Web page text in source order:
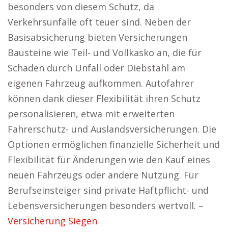
besonders von diesem Schutz, da
Verkehrsunfälle oft teuer sind. Neben der
Basisabsicherung bieten Versicherungen
Bausteine wie Teil- und Vollkasko an, die für
Schäden durch Unfall oder Diebstahl am
eigenen Fahrzeug aufkommen. Autofahrer
können dank dieser Flexibilität ihren Schutz
personalisieren, etwa mit erweiterten
Fahrerschutz- und Auslandsversicherungen. Die
Optionen ermöglichen finanzielle Sicherheit und
Flexibilität für Änderungen wie den Kauf eines
neuen Fahrzeugs oder andere Nutzung. Für
Berufseinsteiger sind private Haftpflicht- und
Lebensversicherungen besonders wertvoll. –
Versicherung Siegen